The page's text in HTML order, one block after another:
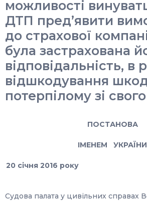
можливості
ДТП пред’явити
до страхової
була застрахована
відповідальність, в
відшкодування
потерпілому зі
ПОСТАНОВА
ІМЕНЕМ УКРАЇНИ
20 січня
м.
Судова палата у цивільних справах